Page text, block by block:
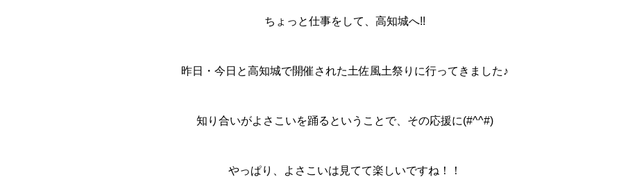
ちょっと仕事をして、高知城へ!!
昨日・今日と高知城で開催された土佐風土祭りに行ってきました♪
知り合いがよさこいを踊るということで、その応援に(#^^#)
やっぱり、よさこいは見てて楽しいですね！！